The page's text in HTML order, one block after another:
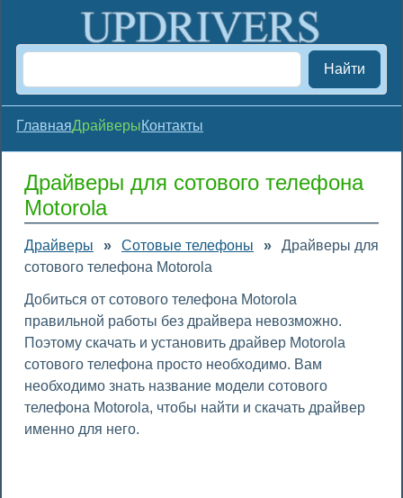
Найти
ГлавнаяДрайверыКонтакты
Драйверы для сотового телефона
Motorola
Драйверы » Сотовые телефоны »
Драйверы для
сотового телефона Motorola
Добиться от сотового телефона Motorola
правильной работы без драйвера невозможно.
Поэтому скачать и установить драйвер Motorola
сотового телефона просто необходимо. Вам
необходимо знать название модели сотового
телефона Motorola, чтобы найти и скачать драйвер
именно для него.